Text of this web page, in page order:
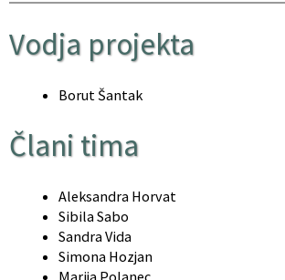
Vodja projekta
Borut Šantak
Člani tima
Aleksandra Horvat
Sibila Sabo
Sandra Vida
Simona Hozjan